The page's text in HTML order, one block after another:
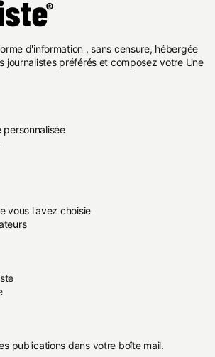
d'information , sans censure, hébergée
journalistes préférés et composez votre Une
personnalisée
vous l'avez choisie
publications dans votre boîte mail.